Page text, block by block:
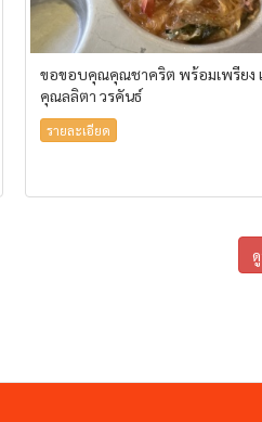
ขอขอบคุณคุณชาคริต พร้อมเพรียง
คุณลลิตา วรคันธ์
รายละเอียด